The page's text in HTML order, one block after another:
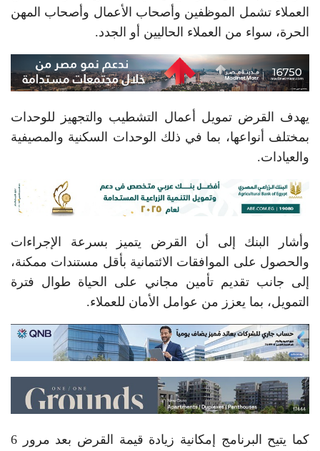
العملاء تشمل الموظفين وأصحاب الأعمال وأصحاب المهن
الحرة، سواء من العملاء الحاليين أو الجدد.
يهدف القرض تمويل أعمال التشطيب والتجهيز للوحدات
بمختلف أنواعها، بما في ذلك الوحدات السكنية والمصيفية
والعيادات.
وأشار البنك إلى أن القرض يتميز بسرعة الإجراءات
والحصول على الموافقات الائتمانية بأقل مستندات ممكنة،
إلى جانب تقديم تأمين مجاني على الحياة طوال فترة
التمويل، بما يعزز من عوامل الأمان للعملاء.
كما يتيح البرنامج إمكانية زيادة قيمة القرض بعد مرور 6